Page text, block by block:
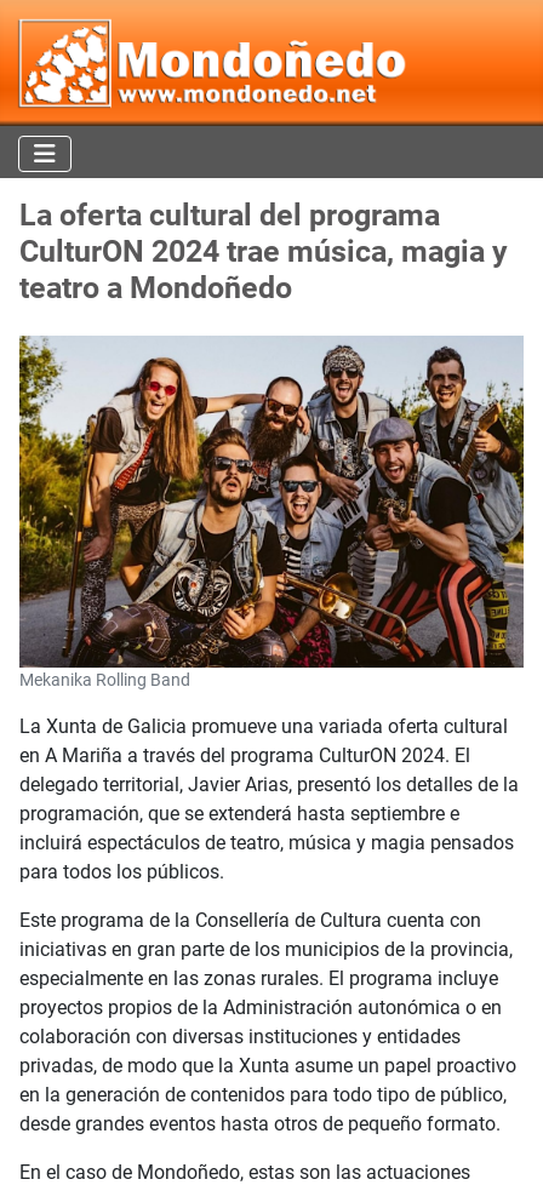
La oferta cultural del programa
CulturON 2024 trae música, magia y
teatro a Mondoñedo
Mekanika Rolling Band
La Xunta de Galicia promueve una variada oferta cultural
en A Mariña a través del programa CulturON 2024. El
delegado territorial, Javier Arias, presentó los detalles de la
programación, que se extenderá hasta septiembre e
incluirá espectáculos de teatro, música y magia pensados
para todos los públicos.
Este programa de la Consellería de Cultura cuenta con
iniciativas en gran parte de los municipios de la provincia,
especialmente en las zonas rurales. El programa incluye
proyectos propios de la Administración autonómica o en
colaboración con diversas instituciones y entidades
privadas, de modo que la Xunta asume un papel proactivo
en la generación de contenidos para todo tipo de público,
desde grandes eventos hasta otros de pequeño formato.
En el caso de Mondoñedo, estas son las actuaciones